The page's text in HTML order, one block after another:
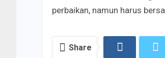
perbaikan, namun harus
Share